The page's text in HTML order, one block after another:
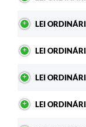
LEI
LEI
LEI
LEI